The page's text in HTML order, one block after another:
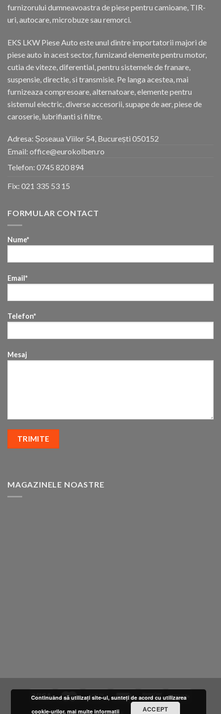
furnizorului dumneavoastra de piese pentru camioane, TIR-
uri, autocare, microbuze sau remorci.
EKS LKW Piese Auto este unul dintre importatorii majori de
piese auto in acest sector, furnizand elemente pentru motor,
cutia de viteze, diferential, pentru sistemele de franare,
suspensie, directie, si transmisie. Pe langa acestea, mai
furnizeaza compresoare, alternatoare, elemente pentru
sistemul electric, diverse accesorii, supape de aer, piese de
caroserie, lubrifianti si filtre.
Adresa: Șoseaua Viilor 54, București 050152
Email: office@eurokolben.ro
Telefon: 0745 820 894
Fix: 021 335 53 15
FORMULAR CONTACT
Nume*
Email*
Telefon*
Mesaj
MAGAZINELE NOASTRE
Continuând să utilizați site-ul, sunteți de acord cu utilizarea
cookie-urilor. mai multe informatii ACCEPT